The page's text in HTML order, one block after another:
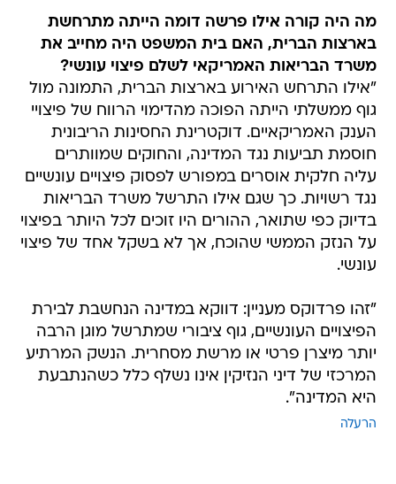
מה היה קורה אילו פרשה דומה הייתה מתרחשת
בארצות הברית, האם בית המשפט היה מחייב את
משרד הבריאות האמריקאי לשלם פיצוי עונשי?
"אילו התרחש האירוע בארצות הברית, התמונה מול
גוף ממשלתי הייתה הפוכה מהדימוי הרווח של פיצויי
הענק האמריקאיים. דוקטרינת החסינות הריבונית
חוסמת תביעות נגד המדינה, והחוקים שמוותרים
עליה חלקית אוסרים במפורש לפסוק פיצויים עונשיים
נגד רשויות. כך שגם אילו התרשל משרד הבריאות
בדיוק כפי שתואר, ההורים היו זוכים לכל היותר בפיצוי
על הנזק הממשי שהוכח, אך לא בשקל אחד של פיצוי
עונשי.
"זהו פרדוקס מעניין: דווקא במדינה הנחשבת לבירת
הפיצויים העונשיים, גוף ציבורי שמתרשל מוגן הרבה
יותר מיצרן פרטי או מרשת מסחרית. הנשק המרתיע
המרכזי של דיני הנזיקין אינו נשלף כלל כשהנתבעת
היא המדינה".
הרעלה